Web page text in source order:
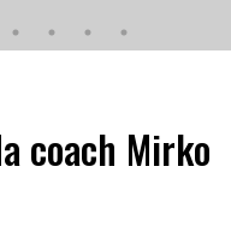
coach Mirko